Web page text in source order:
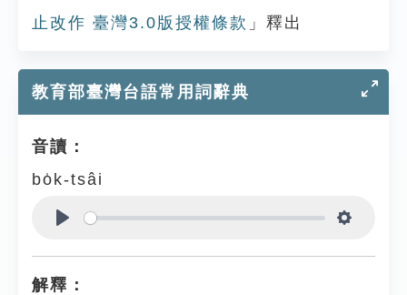
止改作 臺灣3.0版授權條款 」釋出
教育部臺灣台語常用詞辭典
音讀：
bo̍k-tsâi
解釋：